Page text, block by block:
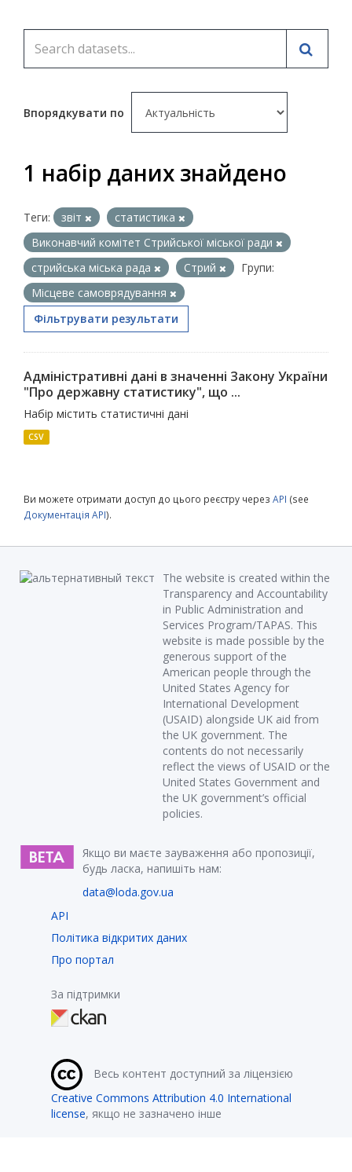
Впорядкувати по
1 набір даних знайдено
Теги: звіт
статистика
Виконавчий комітет Стрийської міської ради
стрийська міська рада
Стрий
Групи:
Місцеве самоврядування
Фільтрувати результати
Адміністративні дані в значенні Закону України
"Про державну статистику", що ...
Набір містить статистичні дані
CSV
Ви можете отримати доступ до цього реєстру через API (see
Документація API).
The website is created within the
Transparency and Accountability
in Public Administration and
Services Program/TAPAS. This
website is made possible by the
generous support of the
American people through the
United States Agency for
International Development
(USAID) alongside UK aid from
the UK government. The
contents do not necessarily
reflect the views of USAID or the
United States Government and
the UK government’s official
policies.
Якщо ви маєте зауваження або пропозиції,
будь ласка, напишіть нам:
data@loda.gov.ua
API
Політика відкритих даних
Про портал
За підтримки
Весь контент доступний за ліцензією
Creative Commons Attribution 4.0 International
license, якщо не зазначено інше